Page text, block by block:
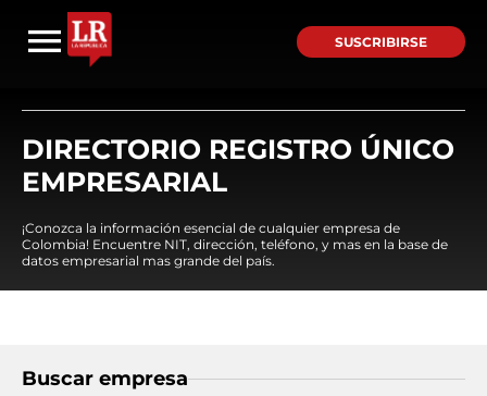
SUSCRIBIRSE
DIRECTORIO REGISTRO ÚNICO
EMPRESARIAL
¡Conozca la información esencial de cualquier empresa de
Colombia! Encuentre NIT, dirección, teléfono, y mas en la base de
datos empresarial mas grande del país.
Buscar empresa